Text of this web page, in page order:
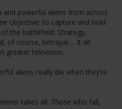
and powerful aliens from across
objective: to capture and hold
the battlefield. Strategy,
of course, betrayal ... It all
greater television.
aliens really die when they’re
takes all. Those who fall,